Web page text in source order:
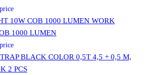
WORK
1000 LUMEN